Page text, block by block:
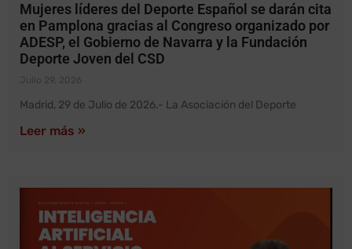
Mujeres líderes del Deporte Español se darán cita
en Pamplona gracias al Congreso organizado por
ADESP, el Gobierno de Navarra y la Fundación
Deporte Joven del CSD
Madrid, 29 de Julio de 2026.- La Asociación del Deporte
Leer más »